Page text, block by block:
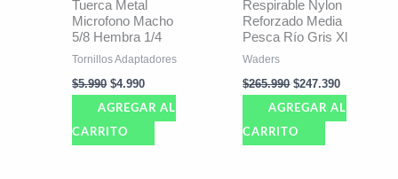
Tuerca Metal
Microfono Macho
5/8 Hembra 1/4
Tornillos Adaptadores
$5.990 $4.990
AGREGAR AL
CARRITO
Respirable Nylon
Reforzado Media
Pesca Río Gris Xl
Waders
$265.990 $247.390
AGREGAR AL
CARRITO